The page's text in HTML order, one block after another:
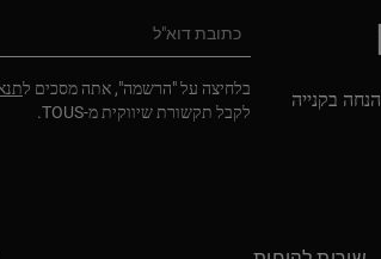
הירשמו לניוזלטר שלנו וקבלו 10% הנחה בקנייה
כתובת דוא"ל
בלחיצה על "הרשמה", אתה מסכים ל
לקבל תקשורת שיווקית מ-TOUS.